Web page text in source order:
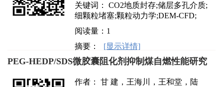
关键词： CO2地质封存;储层多孔介质;
细颗粒堵塞;颗粒动力学;DEM-CFD;
阅读量： 1
摘要：
[显示详情]
PEG-HEDP/SDS微胶囊阻化剂抑制煤自燃性能研究
作者： 甘 建，王海川，王和堂，陆